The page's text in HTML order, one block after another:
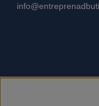
Husqvarna